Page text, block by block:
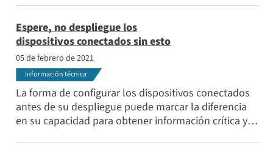
de instalación. Este artículo cubre ambos temas.
Espere, no despliegue los
dispositivos conectados sin esto
05 de febrero de 2021
Información técnica
La forma de configurar los dispositivos conectados
antes de su despliegue puede marcar la diferencia
en su capacidad para obtener información crítica y